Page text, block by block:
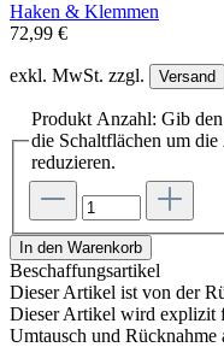
Haken & Klemmen
72,99 €
exkl. MwSt. zzgl. Versand
Produkt Anzahl: Gib
die Schaltflächen um
reduzieren.
In den Warenkorb
Beschaffungsartikel
Dieser Artikel ist von der
Dieser Artikel wird explizit
Umtausch und Rücknahme